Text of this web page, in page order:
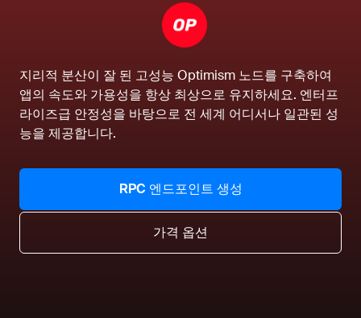
지리적 분산이 잘 된 고성능 Optimism 노드를 구축하여
앱의 속도와 가용성을 항상 최상으로 유지하세요. 엔터프
라이즈급 안정성을 바탕으로 전 세계 어디서나 일관된 성
능을 제공합니다.
RPC 엔드포인트 생성
가격 옵션